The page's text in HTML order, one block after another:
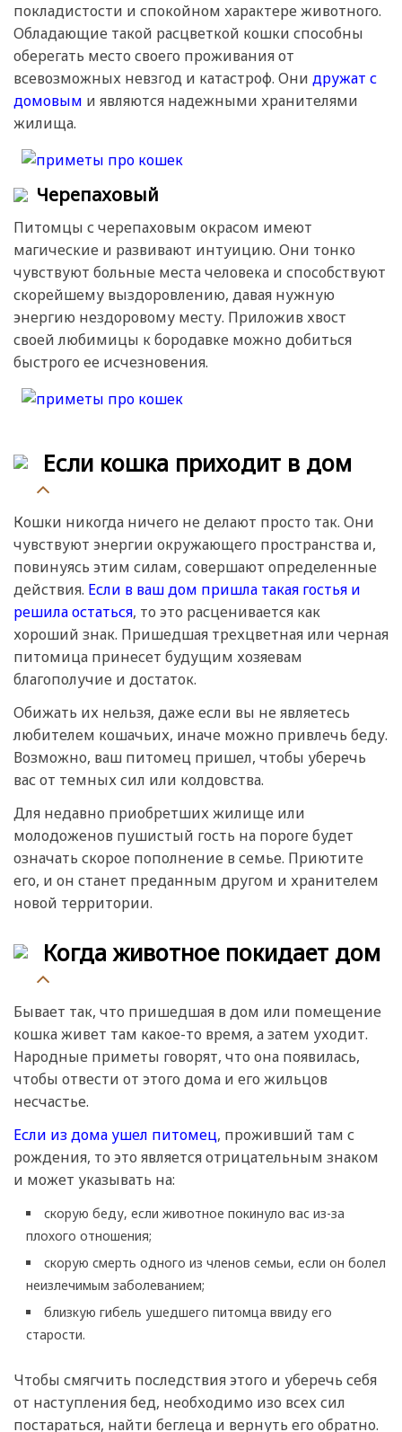
покладистости и спокойном характере животного.
Обладающие такой расцветкой кошки способны
оберегать место своего проживания от
всевозможных невзгод и катастроф. Они дружат с
домовым и являются надежными хранителями
жилища.
Черепаховый
Питомцы с черепаховым окрасом имеют
магические и развивают интуицию. Они тонко
чувствуют больные места человека и способствуют
скорейшему выздоровлению, давая нужную
энергию нездоровому месту. Приложив хвост
своей любимицы к бородавке можно добиться
быстрого ее исчезновения.
Если кошка приходит в дом
Кошки никогда ничего не делают просто так. Они
чувствуют энергии окружающего пространства и,
повинуясь этим силам, совершают определенные
действия. Если в ваш дом пришла такая гостья и
решила остаться, то это расценивается как
хороший знак. Пришедшая трехцветная или черная
питомица принесет будущим хозяевам
благополучие и достаток.
Обижать их нельзя, даже если вы не являетесь
любителем кошачьих, иначе можно привлечь беду.
Возможно, ваш питомец пришел, чтобы уберечь
вас от темных сил или колдовства.
Для недавно приобретших жилище или
молодоженов пушистый гость на пороге будет
означать скорое пополнение в семье. Приютите
его, и он станет преданным другом и хранителем
новой территории.
Когда животное покидает дом
Бывает так, что пришедшая в дом или помещение
кошка живет там какое-то время, а затем уходит.
Народные приметы говорят, что она появилась,
чтобы отвести от этого дома и его жильцов
несчастье.
Если из дома ушел питомец, проживший там с
рождения, то это является отрицательным знаком
и может указывать на:
скорую беду, если животное покинуло вас из-за
плохого отношения;
скорую смерть одного из членов семьи, если он болел
неизлечимым заболеванием;
близкую гибель ушедшего питомца ввиду его
старости.
Чтобы смягчить последствия этого и уберечь себя
от наступления бед, необходимо изо всех сил
постараться, найти беглеца и вернуть его обратно.